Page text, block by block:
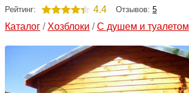
Наши работы
О компании
Контакты
Рейтинг: 4.4 Отзывов: 5
Каталог / Хозблоки /С душем и туалетом